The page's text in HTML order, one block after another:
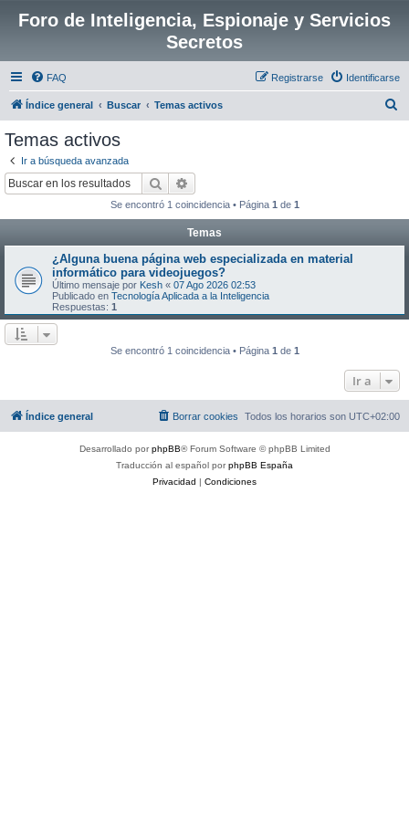
Foro de Inteligencia, Espionaje y Servicios
Secretos
FAQ Identificarse
Registrarse
Índice general Buscar Temas activos
Temas activos
Ir a búsqueda avanzada
Buscar
Se encontró 1 coincidencia • Página 1 de 1
Temas
¿Alguna buena página web especializada en material
informático para videojuegos?
Último mensaje por Kesh « 07 Ago 2026 02:53
Publicado en Tecnología Aplicada a la Inteligencia
Respuestas: 1
Se encontró 1 coincidencia • Página 1 de 1
Ir a
Índice general Todos los horarios son UTC+02:00
Borrar cookies
Desarrollado porphpBB® Forum Software © phpBB Limited
Traducción al español porphpBB España
Privacidad | Condiciones